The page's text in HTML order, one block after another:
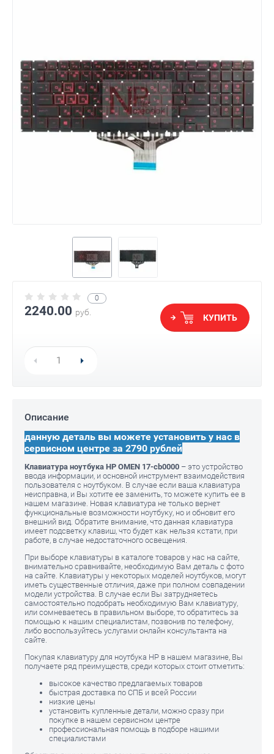
0
2240.00 руб.
КУПИТЬ
Описание
данную деталь вы можете установить у нас в
сервисном центре за 2790 рублей
Клавиатура ноутбука HP OMEN 17-cb0000 – это устройство
ввода информации, и основной инструмент взаимодействия
пользователя с ноутбуком. В случае если ваша клавиатура
неисправна, и Вы хотите ее заменить, то можете купить ее в
нашем магазине. Новая клавиатура не только вернет
функциональные возможности ноутбуку, но и обновит его
внешний вид. Обратите внимание, что данная клавиатура
имеет подсветку клавиш, что будет как нельзя кстати, при
работе, в случае недостаточного освещения.
При выборе клавиатуры в каталоге товаров у нас на сайте,
внимательно сравнивайте, необходимую Вам деталь с фото
на сайте. Клавиатуры у некоторых моделей ноутбуков, могут
иметь существенные отличия, даже при полном совпадении
модели устройства. В случае если Вы затрудняетесь
самостоятельно подобрать необходимую Вам клавиатуру,
или сомневаетесь в правильном выборе, то обратитесь за
помощью к нашим специалистам, позвонив по телефону,
либо воспользуйтесь услугами онлайн консультанта на
сайте.
Покупая клавиатуру для ноутбука HP в нашем магазине, Вы
получаете ряд преимуществ, среди которых стоит отметить:
высокое качество предлагаемых товаров
быстрая доставка по СПБ и всей России
низкие цены
установить купленные детали, можно сразу при
покупке в нашем сервисном центре
профессиональная помощь в подборе нашими
специалистами